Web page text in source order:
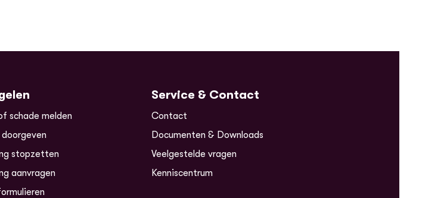
schade melden
stopzetten
aanvragen
Service & Contact
Contact
Documenten & Downloads
Veelgestelde vragen
Kenniscentrum